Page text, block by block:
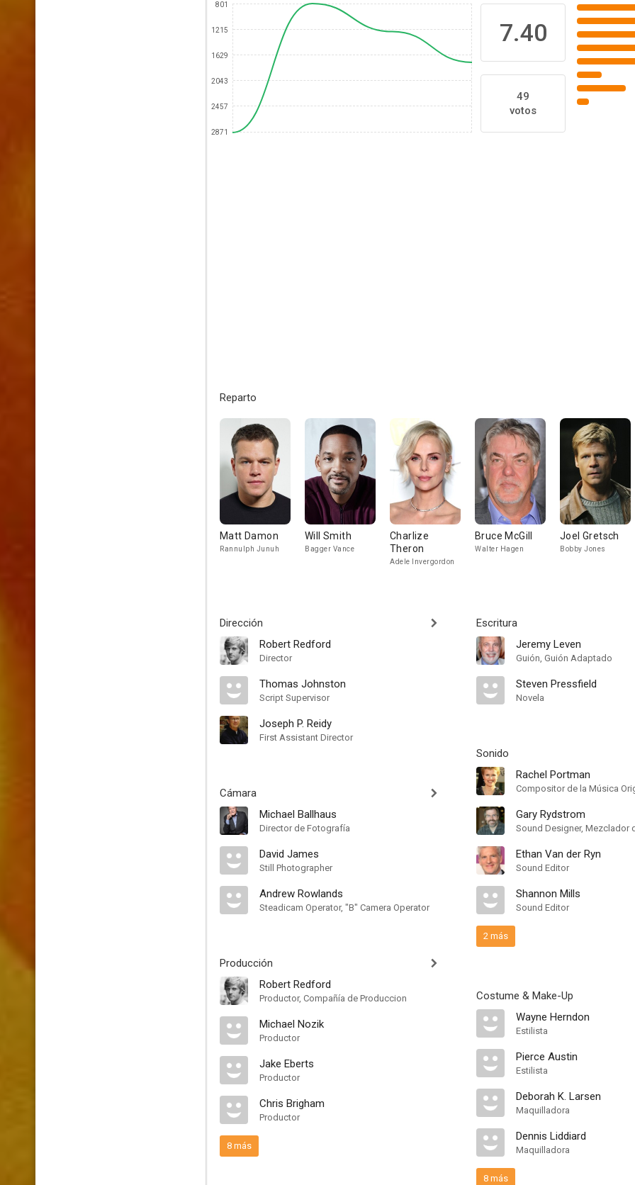
801
1215
1629
2043
2457
2871
7.40
49
votos
Reparto
Matt Damon
Rannulph Junuh
Will Smith
Bagger Vance
Charlize
Theron
Adele Invergordon
Bruce McGill
Walter Hagen
Joel Gretsch
Bobby Jones
Dirección
Robert Redford
Director
Thomas Johnston
Script Supervisor
Joseph P. Reidy
First Assistant Director
Cámara
Michael Ballhaus
Director de Fotografía
David James
Still Photographer
Andrew Rowlands
Steadicam Operator, "B" Camera Operator
Producción
Robert Redford
Productor, Compañía de Produccion
Michael Nozik
Productor
Jake Eberts
Productor
Chris Brigham
Productor
8 más
Escritura
Jeremy Leven
Guión, Guión Adaptado
Steven Pressfield
Novela
Sonido
Rachel Portman
Compositor de la Música
Gary Rydstrom
Ethan Van der Ryn
Sound Editor
Shannon Mills
Sound Editor
2 más
Costume & Make-Up
Wayne Herndon
Estilista
Pierce Austin
Estilista
Deborah K. Larsen
Maquilladora
Dennis Liddiard
Maquilladora
8 más